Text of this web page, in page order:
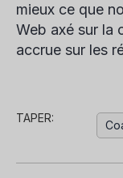
mieux ce que
Web axé sur la
accrue sur les
TAPER: